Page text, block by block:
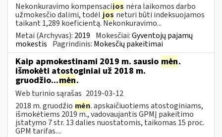
Nekonkuravimo kompensacijos nėra laikomos darbo
užmokesčio dalimi, todėl josneturi būti indeksuojamos
taikant 1,289 koeficientą. Nekonkuravimo...
Metai (Archyvas): 2019 Mokesčiai:Gyventojų pajamų
mokestis Pagrindinis: Mokesčių pakeitimai
Kaip apmokestinami 2019 m. sausio mėn.
išmokėti atostoginiai už 2018 m.
gruodžio...mėn.
Web turinio sąrašas 2019-03-12
2018 m. gruodžio mėn. apskaičiuotiems atostoginiams,
išmokėtiems 2019 m., vadovaujantis GPMĮ pakeitimo
įstatymo 7 str. 13 dalies nuostatomis, taikomas 15 proc.
GPM tarifas....